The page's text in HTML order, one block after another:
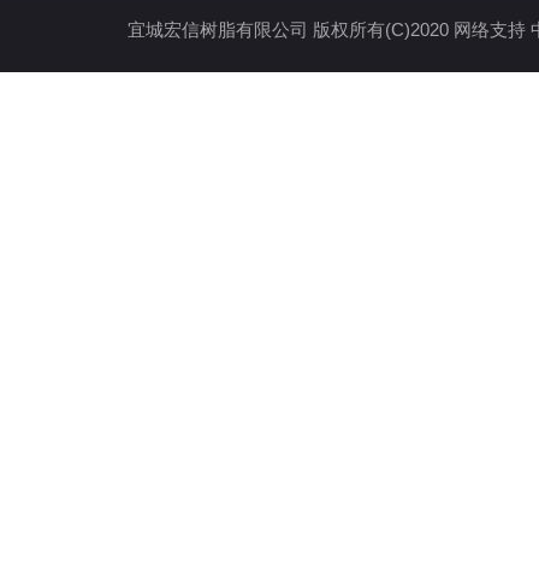
宜城宏信树脂有限公司 版权所有(C)2020 网络支持